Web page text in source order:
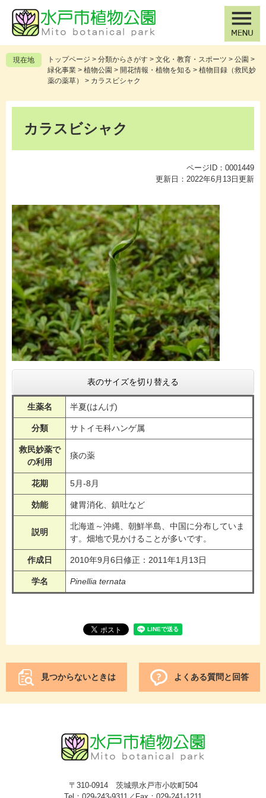
の
先
頭
ー
を
飛
現在地 トップページ > 分類からさがす > 文化・教育・スポーツ > 公園 >
緑化事業 > 植物公園 > 開花情報・植物を知る > 植物目録（救民妙
薬の薬草）
> カラスビシャク
カラスビシャク
ページID：0001449
更新日：2022年6月13日更新
表のサイズを切り替える
生薬名 半夏(はんげ)
分類 サトイモ科ハンゲ属
救民妙薬で
の利用
痰の薬
花期 5月-8月
効能 健胃消化、鎮吐など
説明
北海道～沖縄、朝鮮半島、中国に分布していま
す。畑地で見かけることが多いです。
作成日 2010年9月6日修正：2011年1月13日
学名 Pinellia ternata
見つからないときは よくある質問と回答
〒310-0914 茨城県水戸市小吹町504